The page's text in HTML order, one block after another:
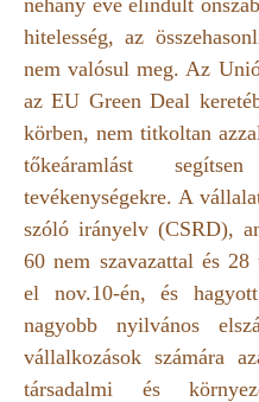
hitelesség, az
nem valósul meg. Az
az EU Green Deal
körben, nem titkoltan
tőkeáramlást
tevékenységekre. A
szóló irányelv (CSRD),
60 nem szavazattal és
el nov.10-én, és
nagyobb nyilvános
vállalkozások számára
társadalmi és